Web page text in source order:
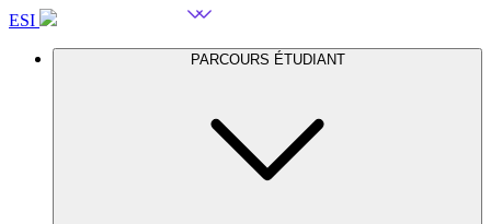
ESI
PARCOURS ÉTUDIANT